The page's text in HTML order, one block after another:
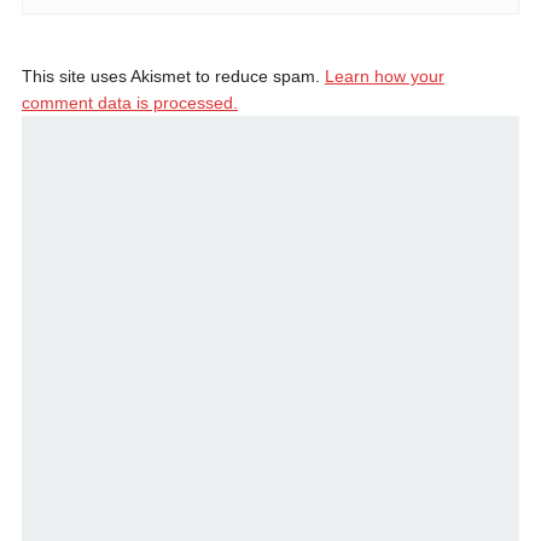
This site uses Akismet to reduce spam. Learn how your
comment data is processed.